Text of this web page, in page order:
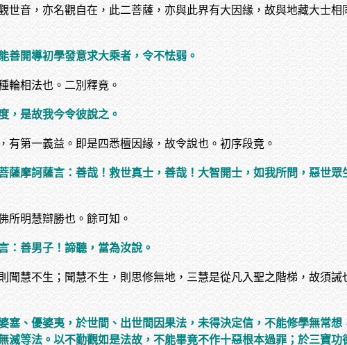
世音，亦名觀自在，此二菩薩，亦與此界有大因緣，故與地藏大士
善開導初學發意求大乘者，令不怯弱。
輪相法也。二別釋竟。
，是故我今令彼說之。
第一義益。即是四悉檀因緣，故令說也。初序段竟。
薩摩訶薩言：善哉！救世真士，善哉！大智開士，如我所問，惡世
所明慧辯勝也。餘可知。
：善男子！諦聽，當為汝說。
聞慧不生；聞慧不生，則思修無地，三慧是從凡入聖之階梯，故須
塞、優婆夷，於世間、出世間因果法，未得決定信，不能修學無常
滅等法。以不勤觀如是法故，不能畢竟不作十惡根本過罪；於三寶